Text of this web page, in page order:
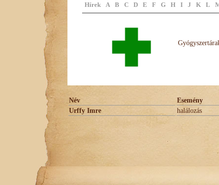
Hírek A B C D E F G H I J K L
Név
Esemény
Urffy Imre
halálozás